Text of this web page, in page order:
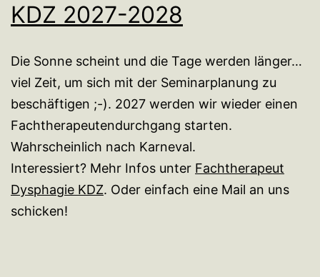
KDZ 2027-2028
Die Sonne scheint und die Tage werden länger…
viel Zeit, um sich mit der Seminarplanung zu
beschäftigen ;-). 2027 werden wir wieder einen
Fachtherapeutendurchgang starten.
Wahrscheinlich nach Karneval.
Interessiert? Mehr Infos unter Fachtherapeut
Dysphagie KDZ. Oder einfach eine Mail an uns
schicken!